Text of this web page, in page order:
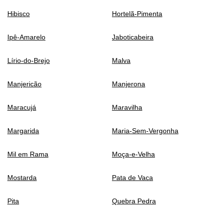
Hibisco Hortelã-Pimenta
Ipê-Amarelo Jaboticabeira
Lírio-do-Brejo Malva
Manjericão Manjerona
Maracujá Maravilha
Margarida Maria-Sem-Vergonha
Mil em Rama Moça-e-Velha
Mostarda Pata de Vaca
Pita Quebra Pedra